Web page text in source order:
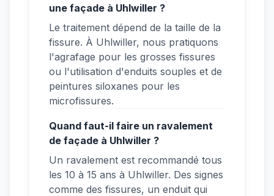
une façade à Uhlwiller ?
Le traitement dépend de la taille de la
fissure. À Uhlwiller, nous pratiquons
l'agrafage pour les grosses fissures
ou l'utilisation d'enduits souples et de
peintures siloxanes pour les
microfissures.
Quand faut-il faire un ravalement
de façade à Uhlwiller ?
Un ravalement est recommandé tous
les 10 à 15 ans à Uhlwiller. Des signes
comme des fissures, un enduit qui